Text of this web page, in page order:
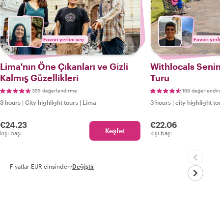
Favori yerlini seç
Lima'nın Öne Çıkanları ve Gizli
Kalmış Güzellikleri
355 değerlendirme
3 hours | City highlight tours | Lima
€24.23
kişi başı Keşfet
Favori
Withlocals
Turu
169
3 hours | city highlight
€22.06
kişi başı
Fiyatlar EUR cinsinden·Değiştir